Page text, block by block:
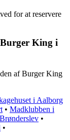
for at reservere
King i
af Burger King
i Aalborg
• Madklubben i
•
•